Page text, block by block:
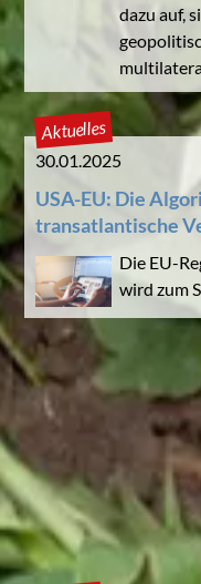
dazu auf,
Aktuelles
30.01.2025
USA-EU: Die
transatlantische
Die EU-
wird zum